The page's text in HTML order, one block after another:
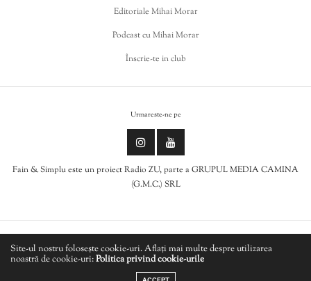
Editoriale Mihai Morar
Podcast cu Mihai Morar
Înscrie-te in club
Urmareste-ne pe
Fain & Simplu este un proiect Radio ZU, parte a GRUPUL MEDIA CAMINA
(G.M.C.) SRL
Politica de cookies
Politică de confidențialitate
Site-ul nostru folosește cookie-uri. Aflați mai multe despre utilizarea
noastră de cookie-uri:Politica privind cookie-urile